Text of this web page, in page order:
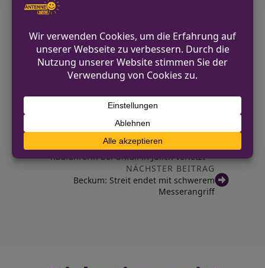
und Hinweise auf Drogenkonsum
abgeschleppt, und es wird nun wegen
Verkehrsgefährdung ermittelt. Die
Polizei bittet um Zeugenaussagen,
insbesondere von Verkehrsteilnehmern,
die durch die Fahrweise des Autos
gefährdet wurden.
VORHERIGER BEITRAG
Radfahrerin bei Unfall in Jülich verletzt
NÄCHSTER BEITRAG
Beckum: Streit endet mit schwerem
Messerangriff